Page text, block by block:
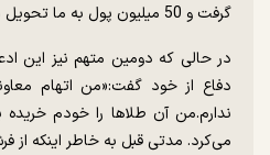
گرفت و 50 میلیون پول به ما تحویل داد.»
در حالی که دومین متهم نیز این
دفاع از خود گفت:«من اتهام
ندارم.من آن طلاها را خودم
می‌کرد.‌ مدتی قبل به خاطر اینکه از